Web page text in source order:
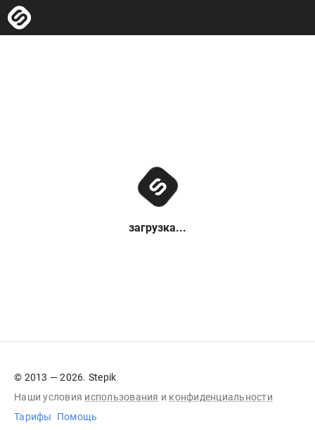
загрузка...
© 2013 — 2026. Stepik
Наши условия использования и конфиденциальности
Тарифы
Помощь